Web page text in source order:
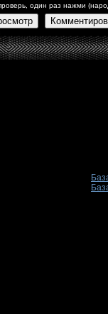
один раз нажми